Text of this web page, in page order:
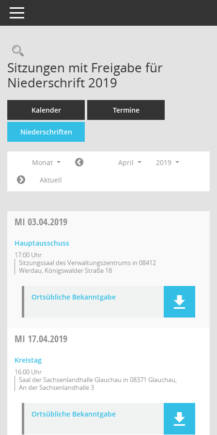
Toggle navigation
Sitzungen mit Freigabe für
Niederschrift 2019
Kalender Termine
Niederschriften
Monat April
2019
Aktuell
MI 03.04.2019
Hauptausschuss
17:00 Uhr
Sitzungssaal des Verwaltungszentrums in 08412
Werdau, Königswalder Straße 18
Ortsübliche Bekanntgabe
MI 17.04.2019
Kreistag
16:00 Uhr
Saal der Sachsenlandhalle Glauchau in 08371 Glauchau,
An der Sachsenlandhalle 3
Ortsübliche Bekanntgabe